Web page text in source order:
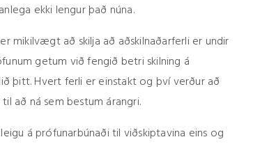
ekki lengur það núna.
mikilvægt að skilja að aðskilnaðarferli er undir
getum við fengið betri skilning á
þitt. Hvert ferli er einstakt og því verður að
að ná sem bestum árangri.
á prófunarbúnaði til viðskiptavina eins og